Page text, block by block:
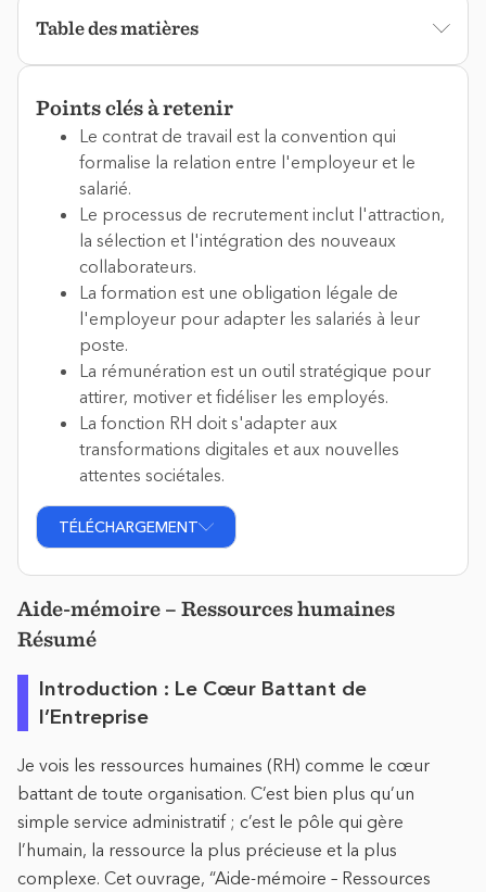
Points clés à retenir
Le contrat de travail est la convention qui
formalise la relation entre l'employeur et le
salarié.
Le processus de recrutement inclut l'attraction,
la sélection et l'intégration des nouveaux
collaborateurs.
La formation est une obligation légale de
l'employeur pour adapter les salariés à leur
poste.
La rémunération est un outil stratégique pour
attirer, motiver et fidéliser les employés.
La fonction RH doit s'adapter aux
transformations digitales et aux nouvelles
attentes sociétales.
TÉLÉCHARGEMENT
Aide-mémoire – Ressources humaines
Résumé
Introduction : Le Cœur Battant de
l’Entreprise
Je vois les ressources humaines (RH) comme le cœur
battant de toute organisation. C’est bien plus qu’un
simple service administratif ; c’est le pôle qui gère
l’humain, la ressource la plus précieuse et la plus
complexe. Cet ouvrage, “Aide-mémoire – Ressources
Table des matières